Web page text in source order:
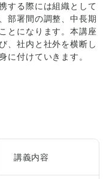
する際には組織として
部署間の調整、中長期
とになります。本講座
、社内と社外を横断し
に付けていきます。
講義内容